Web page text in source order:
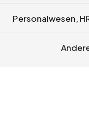
Personalwesen,